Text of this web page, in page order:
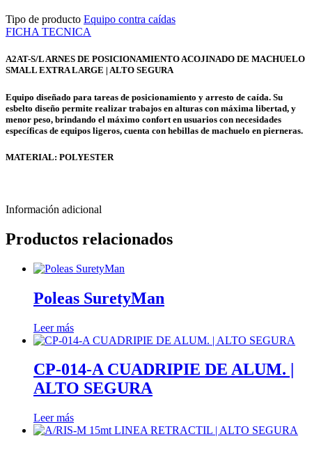
Tipo de producto Equipo contra caídas
FICHA TECNICA
A2AT-S/L ARNES DE POSICIONAMIENTO ACOJINADO DE MACHUELO
SMALL EXTRA LARGE | ALTO SEGURA
Equipo diseñado para tareas de posicionamiento y arresto de caída. Su
esbelto diseño permite realizar trabajos en alturas con máxima libertad, y
menor peso, brindando el máximo confort en usuarios con necesidades
específicas de equipos ligeros, cuenta con hebillas de machuelo en pierneras.
MATERIAL: POLYESTER
Información adicional
Productos relacionados
Poleas SuretyMan
Leer más
CP-014-A CUADRIPIE DE ALUM. |
ALTO SEGURA
Leer más